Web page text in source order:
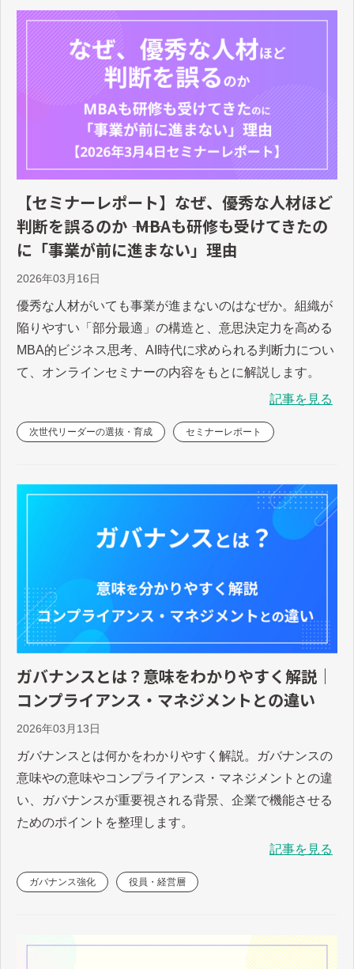
【セミナーレポート】なぜ、優秀な人材ほど
判断を誤るのか ―― MBAも研修も受けてきたの
に「事業が前に進まない」理由
2026年03月16日
優秀な人材がいても事業が進まないのはなぜか。組織が
陥りやすい「部分最適」の構造と、意思決定力を高める
MBA的ビジネス思考、AI時代に求められる判断力につい
て、オンラインセミナーの内容をもとに解説します。
記事を見る
次世代リーダーの選抜・育成 セミナーレポート
ガバナンスとは？意味をわかりやすく解説｜
コンプライアンス・マネジメントとの違い
2026年03月13日
ガバナンスとは何かをわかりやすく解説。ガバナンスの
意味やの意味やコンプライアンス・マネジメントとの違
い、ガバナンスが重要視される背景、企業で機能させる
ためのポイントを整理します。
記事を見る
ガバナンス強化 役員・経営層